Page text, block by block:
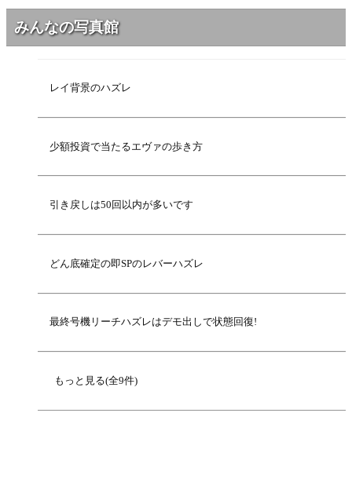
みんなの写真館
レイ背景のハズレ
少額投資で当たるエヴァの歩き方
引き戻しは50回以内が多いです
どん底確定の即SPのレバーハズレ
最終号機リーチハズレはデモ出しで状態回復!
もっと見る(全9件)